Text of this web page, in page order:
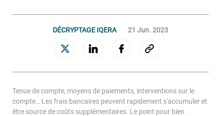
Aides & conseils
PAIEMENTS SÉCURISÉS
DÉCRYPTAGE IQERA 21 Jun. 2023
Tenue de compte, moyens de paiements, interventions sur le
compte… Les frais bancaires peuvent rapidement s'accumuler et
être source de coûts supplémentaires. Le point pour bien